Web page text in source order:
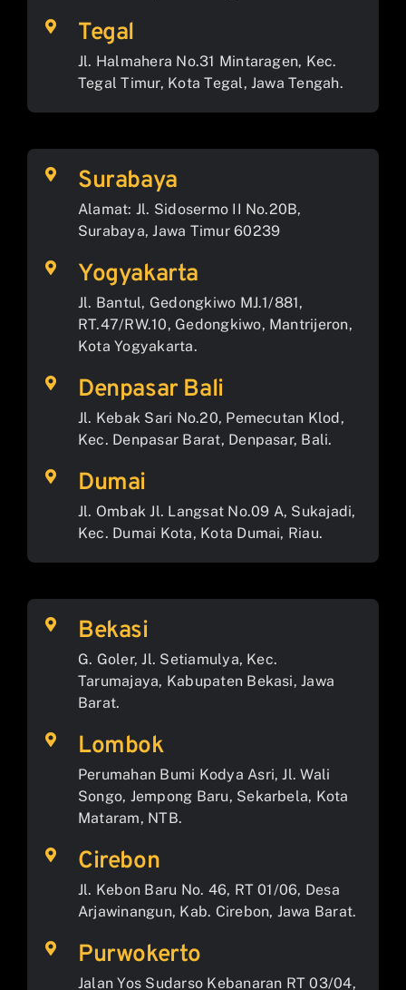
Tegal
Jl. Halmahera No.31 Mintaragen, Kec.
Tegal Timur, Kota Tegal, Jawa Tengah.
Surabaya
Alamat: Jl. Sidosermo II No.20B,
Surabaya, Jawa Timur 60239
Yogyakarta
Jl. Bantul, Gedongkiwo MJ.1/881,
RT.47/RW.10, Gedongkiwo, Mantrijeron,
Kota Yogyakarta.
Denpasar Bali
Jl. Kebak Sari No.20, Pemecutan Klod,
Kec. Denpasar Barat, Denpasar, Bali.
Dumai
Jl. Ombak Jl. Langsat No.09 A, Sukajadi,
Kec. Dumai Kota, Kota Dumai, Riau.
Bekasi
G. Goler, Jl. Setiamulya, Kec.
Tarumajaya, Kabupaten Bekasi, Jawa
Barat.
Lombok
Perumahan Bumi Kodya Asri, Jl. Wali
Songo, Jempong Baru, Sekarbela, Kota
Mataram, NTB.
Cirebon
Jl. Kebon Baru No. 46, RT 01/06, Desa
Arjawinangun, Kab. Cirebon, Jawa Barat.
Purwokerto
Jalan Yos Sudarso Kebanaran RT 03/04,